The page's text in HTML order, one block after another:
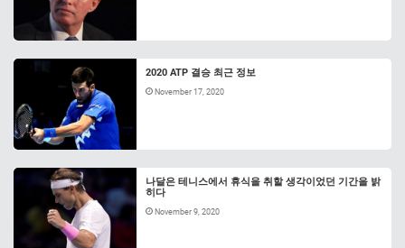
2020 ATP 결승 최근 정보
November 17, 2020
나달은 테니스에서 휴식을 취할 생각이었던 기간을 밝
히다
November 9, 2020